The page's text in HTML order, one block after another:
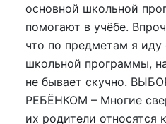
основной школьной
помогают в учёбе.
что по предметам я
школьной программы,
не бывает скучно.
РЕБЁНКОМ – Многие
их родители относятся